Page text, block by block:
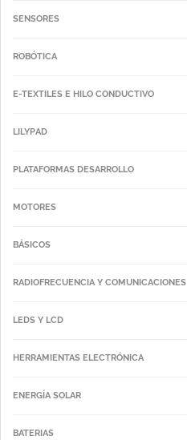
SENSORES
ROBÓTICA
E-TEXTILES E HILO CONDUCTIVO
LILYPAD
PLATAFORMAS DESARROLLO
MOTORES
BÁSICOS
RADIOFRECUENCIA Y COMUNICACIONES
LEDS Y LCD
HERRAMIENTAS ELECTRÓNICA
ENERGÍA SOLAR
BATERIAS